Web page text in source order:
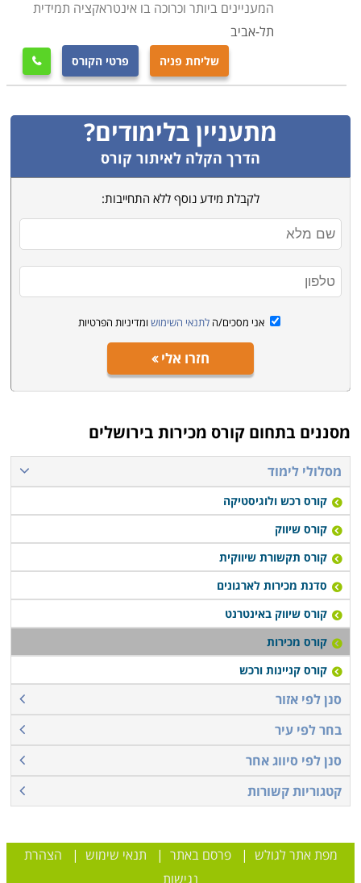
המעניינים ביותר וכרוכה בו אינטראקציה תמידית
תל-אביב
שליחת פניה פרטי הקורס 
מתעניין בלימודים?
הדרך הקלה לאיתור קורס
לקבלת מידע נוסף ללא התחייבות:
אני מסכים/ה לתנאי השימוש ומדיניות הפרטיות
חזרו אלי
מסננים בתחום קורס מכירות בירושלים
מסלולי לימוד
קורס רכש ולוגיסטיקה
קורס שיווק
קורס תקשורת שיווקית
סדנת מכירות לארגונים
קורס שיווק באינטרנט
קורס מכירות
קורס קניינות ורכש
סנן לפי אזור
בחר לפי עיר
סנן לפי סיווג אחר
קטגוריות קשורות
מפת אתר לגולש |פרסם באתר | תנאי שימוש | הצהרת
נגישות